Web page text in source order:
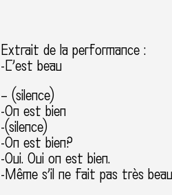
Extrait de la performance :
-C’est beau
– (silence)
-On est bien
-(silence)
-On est bien?
-Oui. Oui on est bien.
-Même s’il ne fait pas très